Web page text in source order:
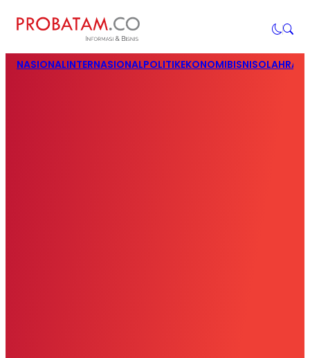
NASIONALINTERNASIONALPOLITIKEKONOMIBISNIS